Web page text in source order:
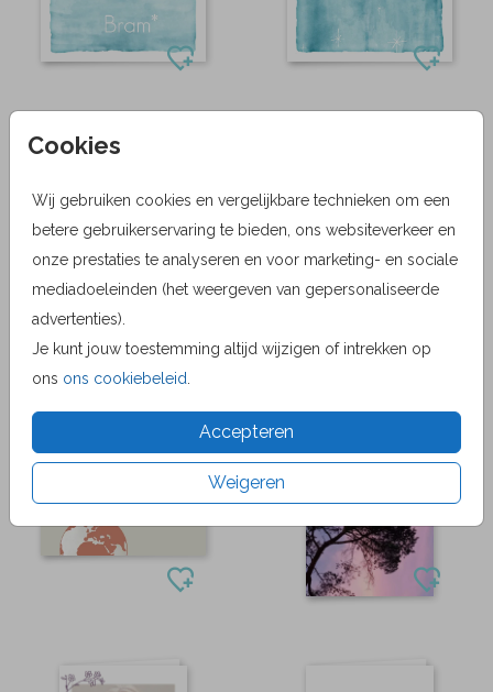
Cookies
Wij gebruiken cookies en vergelijkbare technieken om een
betere gebruikerservaring te bieden, ons websiteverkeer en
onze prestaties te analyseren en voor marketing- en sociale
mediadoeleinden (het weergeven van gepersonaliseerde
advertenties).
Je kunt jouw toestemming altijd wijzigen of intrekken op
ons ons cookiebeleid
Accepteren
Weigeren